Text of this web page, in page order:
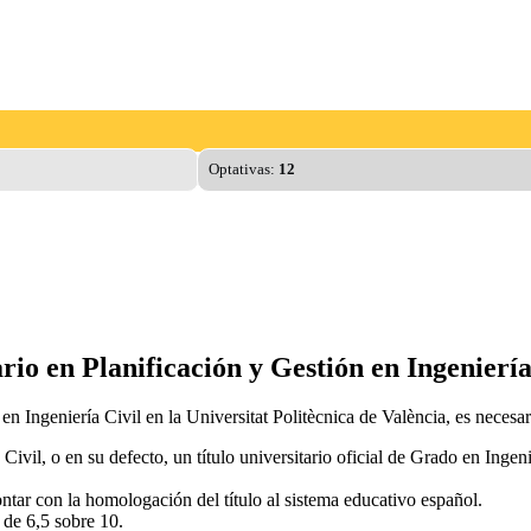
Optativas: 12
en Planificación y Gestión en
Ingeniería Civil en la Universitat Politècnica de València, es
o en su defecto, un título universitario oficial de Grado en
con la homologación del título al sistema educativo español.
6,5 sobre 10.